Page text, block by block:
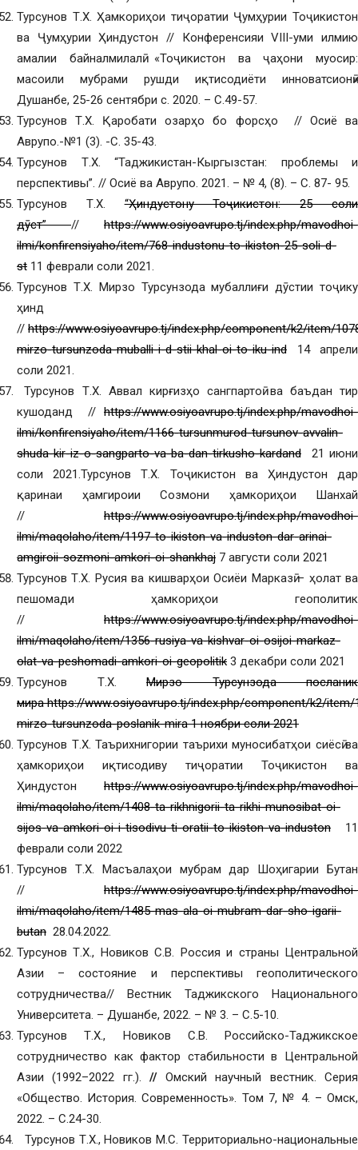
Турсунов Т.Х. Ҳамкориҳои тиҷоратии Ҷумҳурии Тоҷикистон
ва Ҷумҳурии Ҳиндустон // Конференсияи VIII-уми илмию
амалии байналмилалӣ «Тоҷикистон ва ҷаҳони муосир:
масоили мубрами рушди иқтисодиёти инноватсионӣ»
Душанбе, 25-26 сентябри с. 2020. – С.49-57.
Турсунов Т.Х. Қаробати озарҳо бо форсҳо // Осиё ва
Аврупо.-№1 (3). -С. 35-43.
Турсунов Т.Х. “Таджикистан-Кыргызстан: проблемы и
перспективы”. // Осиё ва Аврупо. 2021. – № 4, (8). – С. 87- 95.
Турсунов Т.Х.“Ҳиндустону Тоҷикистон: 25 соли
дӯстӣ”// https://www.osiyoavrupo.tj/index.php/mavodhoi-
ilmi/konfirensiyaho/item/768-industonu-to-ikiston-25-soli-d-
st 11 феврали соли 2021.
Турсунов Т.Х. Мирзо Турсунзода мубаллиғи дӯстии тоҷику
ҳинд
// https://www.osiyoavrupo.tj/index.php/component/k2/item/
mirzo-tursunzoda-muballi-i-d-stii-khal-oi-to-iku-ind 14 апрели
соли 2021.
Турсунов Т.Х. Аввал кирғизҳо сангпартоӣ ва баъдан тир
кушоданд // https://www.osiyoavrupo.tj/index.php/mavodhoi-
ilmi/konfirensiyaho/item/1166-tursunmurod-tursunov-avvalin-
shuda-kir-iz-o-sangparto-va-ba-dan-tirkusho-kardand 21 июни
соли 2021.Турсунов Т.Х. Тоҷикистон ва Ҳиндустон дар
қаринаи ҳамгироии Созмони ҳамкориҳои Шанхай
// https://www.osiyoavrupo.tj/index.php/mavodhoi-
ilmi/maqolaho/item/1197-to-ikiston-va-induston-dar-arinai-
amgiroii-sozmoni-amkori-oi-shankhaj 7 августи соли 2021
Турсунов Т.Х. Русия ва кишварҳои Осиёи Марказӣ – ҳолат ва
пешомади ҳамкориҳои геополитикӣ
// https://www.osiyoavrupo.tj/index.php/mavodhoi-
ilmi/maqolaho/item/1356-rusiya-va-kishvar-oi-osijoi-markaz-
olat-va-peshomadi-amkori-oi-geopolitik 3 декабри соли 2021
Турсунов Т.Х. Мирзо Турсунзода посланик
мираhttps://www.osiyoavrupo.tj/index.php/component/k2/item/
mirzo-tursunzoda-poslanik-mira 1 ноябри соли 2021
Турсунов Т.Х. Таърихнигории таърихи муносибатҳои сиёсӣ ва
ҳамкориҳои иқтисодиву тиҷоратии Тоҷикистон ва
Ҳиндустон https://www.osiyoavrupo.tj/index.php/mavodhoi-
ilmi/maqolaho/item/1408-ta-rikhnigorii-ta-rikhi-munosibat-oi-
sijos-va-amkori-oi-i-tisodivu-ti-oratii-to-ikiston-va-induston 11
феврали соли 2022
Турсунов Т.Х. Масъалаҳои мубрам дар Шоҳигарии Бутан
// https://www.osiyoavrupo.tj/index.php/mavodhoi-
ilmi/maqolaho/item/1485-mas-ala-oi-mubram-dar-sho-igarii-
butan 28.04.2022.
Турсунов Т.Х., Новиков С.В. Россия и страны Центральной
Азии – состояние и перспективы геополитического
сотрудничества// Вестник Таджикского Национального
Университета. – Душанбе, 2022. – № 3. – С.5-10.
Турсунов Т.Х., Новиков С.В. Российско-Таджикское
сотрудничество как фактор стабильности в Центральной
Азии (1992–2022 гг.). //Омский научный вестник. Серия
«Общество. История. Современность». Том 7, № 4. – Омск,
2022. – С.24-30.
Турсунов Т.Х., Новиков М.С. Территориально-национальные